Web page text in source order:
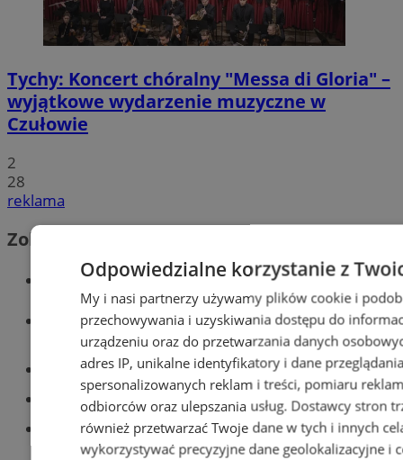
Tychy: Koncert chóralny "Messa di Gloria" –
wyjątkowe wydarzenie muzyczne w
Czułowie
2
28
reklama
Zobacz również
Wiadomości kryminalne w Tychach
Wiadomości lokalne
Części samochodowe do -70%!
Tworzenie stron www - Tychy
Znajdź pracę - codziennie nowe
ogłoszenia
Odpowiedzialne korzystanie z
My i nasi partnerzy używamy plików cookie i
przechowywania i uzyskiwania dostępu do
urządzeniu oraz do przetwarzania danych
adres IP, unikalne identyfikatory i dane
spersonalizowanych reklam i treści, pomiaru
odbiorców oraz ulepszania usług. Dostawcy stron
również przetwarzać Twoje dane w tych i innych
wykorzystywać precyzyjne dane geolokalizacyjne i